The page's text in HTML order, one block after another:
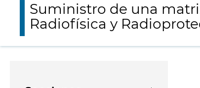
Suministro de una
Radiofísica y